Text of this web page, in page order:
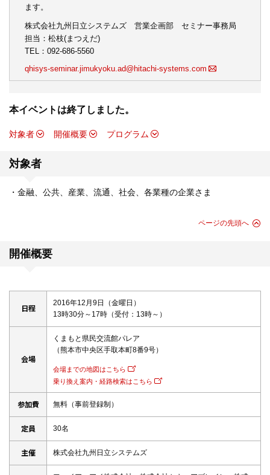
ます。
株式会社九州日立システムズ 営業企画部 セミナー事務局
担当：松枝(まつえだ)
TEL：092-686-5560
qhisys-seminar.jimukyoku.ad@hitachi-systems.com
本イベントは終了しました。
対象者 開催概要 プログラム
対象者
・金融、公共、産業、流通、社会、各業種の企業さま
ページの先頭へ
開催概要
日程
2016年12月9日（金曜日）
13時30分～17時（受付：13時～）
会場
くまもと県民交流館パレア
（熊本市中央区手取本町8番9号）
会場までの地図はこちら
乗り換え案内・経路検索はこちら
参加費 無料（事前登録制）
定員 30名
主催 株式会社九州日立システムズ